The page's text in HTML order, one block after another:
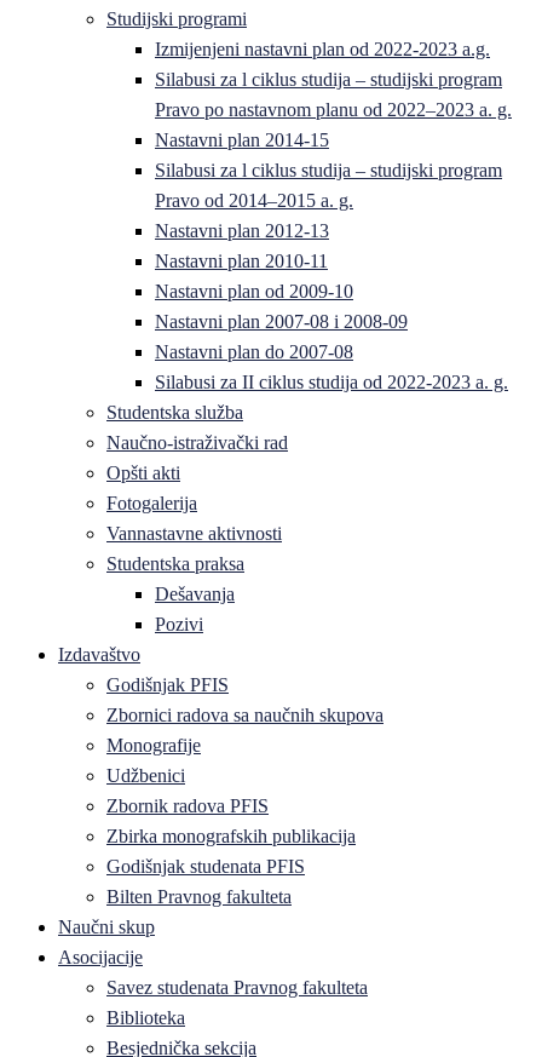
Studijski programi
Izmijenjeni nastavni plan od 2022-2023 a.g.
Silabusi za l ciklus studija – studijski program
Pravo po nastavnom planu od 2022–2023 a. g.
Nastavni plan 2014-15
Silabusi za l ciklus studija – studijski program
Pravo od 2014–2015 a. g.
Nastavni plan 2012-13
Nastavni plan 2010-11
Nastavni plan od 2009-10
Nastavni plan 2007-08 i 2008-09
Nastavni plan do 2007-08
Silabusi za II ciklus studija od 2022-2023 a. g.
Studentska služba
Naučno-istraživački rad
Opšti akti
Fotogalerija
Vannastavne aktivnosti
Studentska praksa
Dešavanja
Pozivi
Izdavaštvo
Godišnjak PFIS
Zbornici radova sa naučnih skupova
Monografije
Udžbenici
Zbornik radova PFIS
Zbirka monografskih publikacija
Godišnjak studenata PFIS
Bilten Pravnog fakulteta
Naučni skup
Asocijacije
Savez studenata Pravnog fakulteta
Biblioteka
Besjednička sekcija